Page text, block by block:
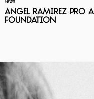
NEWS
Angel Ramirez Pro
Foundation